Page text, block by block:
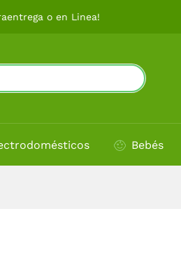
o en Linea!
Bebés